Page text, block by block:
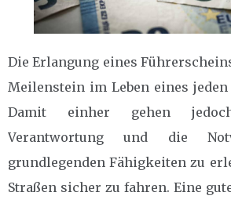
Die Erlangung eines
Meilenstein im Leben eines
Damit einher gehen
Verantwortung und die
grundlegenden Fähigkeiten zu
Straßen sicher zu fahren. Eine